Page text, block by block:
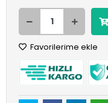
Favorilerime ekle